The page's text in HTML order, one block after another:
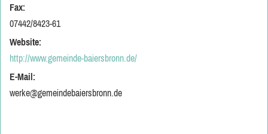
Fax:
07442/8423-61
Website:
http://www.gemeinde-baiersbronn.de/
E-Mail:
werke@gemeindebaiersbronn.de